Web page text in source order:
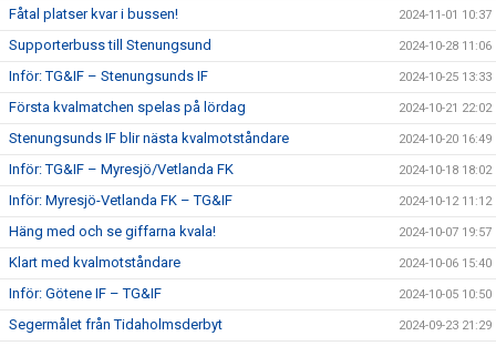
Fåtal platser kvar i bussen! 2024-11-01 10:37
Supporterbuss till Stenungsund 2024-10-28 11:06
Inför: TG&IF – Stenungsunds IF 2024-10-25 13:33
Första kvalmatchen spelas på lördag 2024-10-21 22:02
Stenungsunds IF blir nästa kvalmotståndare 2024-10-20 16:49
Inför: TG&IF – Myresjö/Vetlanda FK 2024-10-18 18:02
Inför: Myresjö-Vetlanda FK – TG&IF 2024-10-12 11:12
Häng med och se giffarna kvala! 2024-10-07 19:57
Klart med kvalmotståndare 2024-10-06 15:40
Inför: Götene IF – TG&IF 2024-10-05 10:50
Segermålet från Tidaholmsderbyt 2024-09-23 21:29